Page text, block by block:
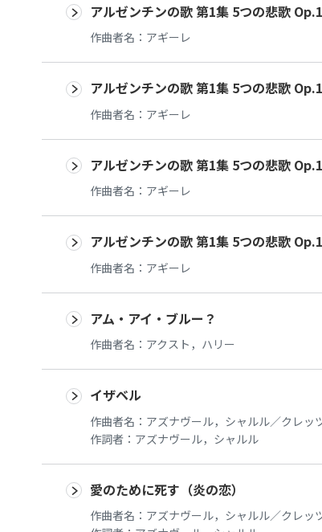
アルゼンチンの歌 第1集 5つの悲歌
作曲者名： アギーレ
アルゼンチンの歌 第1集 5つの悲歌
作曲者名： アギーレ
アルゼンチンの歌 第1集 5つの悲歌
作曲者名： アギーレ
アルゼンチンの歌 第1集 5つの悲歌
作曲者名： アギーレ
アム・アイ・ブルー？
作曲者名： アクスト，ハリー
イザベル
作曲者名： アズナヴール，シャルル／クレッ
作詞者： アズナヴール，シャルル
愛のために死す（炎の恋）
作曲者名： アズナヴール，シャルル／クレッ